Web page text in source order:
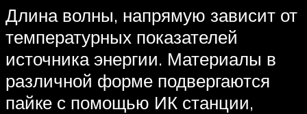
Длина волны, напрямую зависит от
температурных показателей
источника энергии. Материалы в
различной форме подвергаются
пайке с помощью ИК станции,